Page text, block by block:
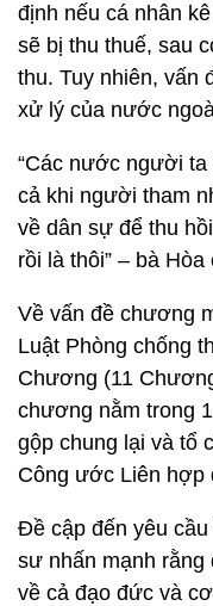
định nếu cá nhân
sẽ bị thu thuế, sau
thu. Tuy nhiên, vấn
xử lý của nước
“Các nước người
cả khi người tham
về dân sự để thu
rồi là thôi” – bà Hòa
Về vấn đề chương
Luật Phòng chống
Chương (11
chương nằm trong
gộp chung lại và tổ
Công ước Liên hợp
Đề cập đến yêu cầu
sư nhấn mạnh rằng
về cả đạo đức và